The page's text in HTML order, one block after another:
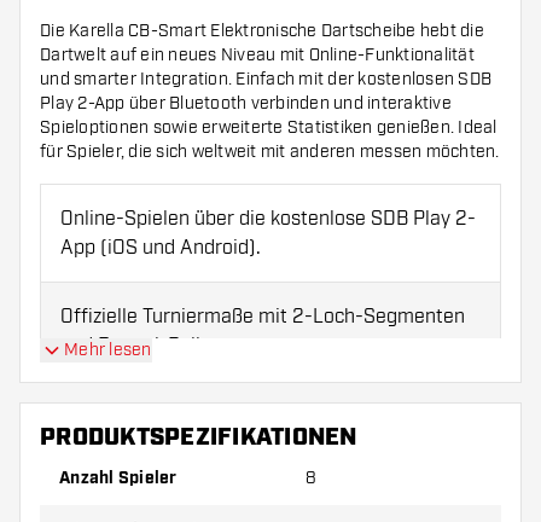
Die Karella CB-Smart Elektronische Dartscheibe hebt die
Dartwelt auf ein neues Niveau mit Online-Funktionalität
und smarter Integration. Einfach mit der kostenlosen SDB
Play 2-App über Bluetooth verbinden und interaktive
Spieloptionen sowie erweiterte Statistiken genießen. Ideal
für Spieler, die sich weltweit mit anderen messen möchten.
Online-Spielen über die kostenlose SDB Play 2-
App (iOS und Android).
Offizielle Turniermaße mit 2-Loch-Segmenten
und Doppel-Bullseye.
Benutzerfreundlich über Bluetooth mit Video-
Mehr lesen
PRODUKTSPEZIFIKATIONEN
Anzahl Spieler 8